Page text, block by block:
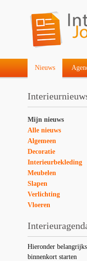
Nieuws
Mijn nieuws
Alle nieuws
Algemeen
Decoratie
Interieurbekleding
Meubelen
Slapen
Verlichting
Vloeren
Hieronder
binnenkort starten